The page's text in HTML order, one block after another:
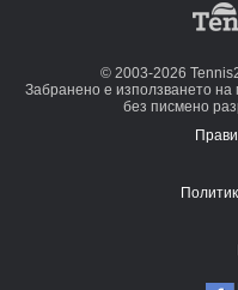
© 2003-2026
Забранено е използването на
без писмено